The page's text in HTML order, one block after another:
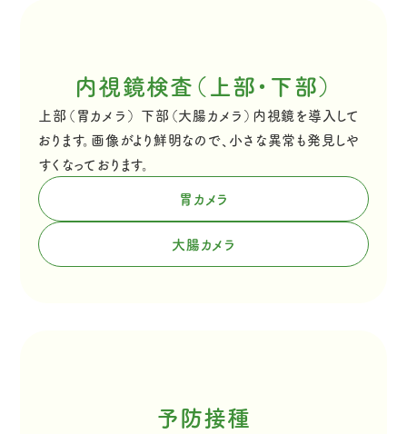
内視鏡検査（上部・下部）
上部（胃カメラ） 下部（大腸カメラ）内視鏡を導入して
おります。画像がより鮮明なので、小さな異常も発見しや
すくなっております。
胃カメラ
大腸カメラ
予防接種